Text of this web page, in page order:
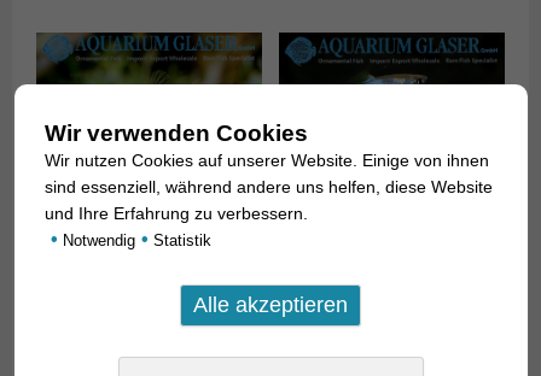
Wir verwenden Cookies
Wir nutzen Cookies auf unserer Website. Einige von ihnen
sind essenziell, während andere uns helfen, diese Website
und Ihre Erfahrung zu verbessern.
• Notwendig • Statistik